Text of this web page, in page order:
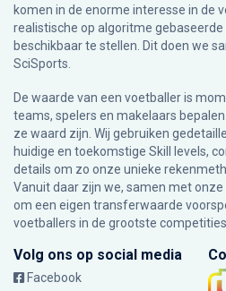
komen in de enorme interesse in de
realistische op algoritme
beschikbaar te stellen. Dit doen we
SciSports
De waarde van een voetballer is
teams, spelers en makelaars
ze waard zijn. Wij gebruiken
huidige en toekomstige Skill levels,
details om zo onze unieke
Vanuit daar zijn we, samen met
om een eigen transferwaarde
voetballers in de grootste
Volg ons op social media
Facebook